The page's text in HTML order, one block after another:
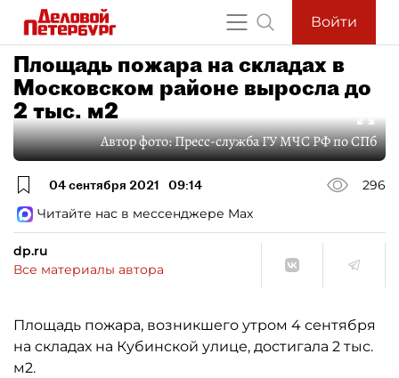
Войти
Площадь пожара на складах в
Московском районе выросла до
2 тыс. м2
Автор фото:Пресс-служба ГУ МЧС РФ по СПб
04 сентября 2021 09:14
296
Читайте нас в мессенджере Max
dp.ru
Все материалы автора
Площадь пожара, возникшего утром 4 сентября
на складах на Кубинской улице, достигала 2 тыс.
м2.